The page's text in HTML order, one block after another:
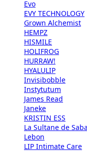
Evo
EVY TECHNOLOGY
Grown Alchemist
HEMPZ
HISMILE
HOLIFROG
HURRAW!
HYALULIP
Invisibobble
Instytutum
James Read
Janeke
KRISTIN ESS
La Sultane de Saba
Lebon
LIP Intimate Care